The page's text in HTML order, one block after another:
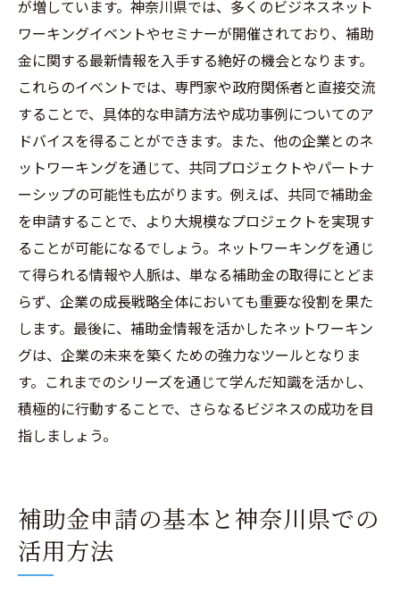
が増しています。神奈川県では、多くのビジネスネット
ワーキングイベントやセミナーが開催されており、補助
金に関する最新情報を入手する絶好の機会となります。
これらのイベントでは、専門家や政府関係者と直接交流
することで、具体的な申請方法や成功事例についてのア
ドバイスを得ることができます。また、他の企業とのネ
ットワーキングを通じて、共同プロジェクトやパートナ
ーシップの可能性も広がります。例えば、共同で補助金
を申請することで、より大規模なプロジェクトを実現す
ることが可能になるでしょう。ネットワーキングを通じ
て得られる情報や人脈は、単なる補助金の取得にとどま
らず、企業の成長戦略全体においても重要な役割を果た
します。最後に、補助金情報を活かしたネットワーキン
グは、企業の未来を築くための強力なツールとなりま
す。これまでのシリーズを通じて学んだ知識を活かし、
積極的に行動することで、さらなるビジネスの成功を目
指しましょう。
補助金申請の基本と神奈川県での
活用方法